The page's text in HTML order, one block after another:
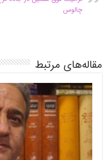
چالوس
مقاله‌های مرتبط